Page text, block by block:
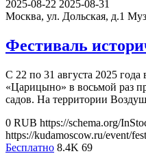
2025-08-22 2025-08-31
Москва, ул. Дольская, д.1
Фестиваль
С 22 по 31 августа 2025 года
«Царицыно» в восьмой раз
садов. На территории
0 RUB https://schema.org/
https://kudamoscow.ru/event/
Бесплатно 8.4K 69